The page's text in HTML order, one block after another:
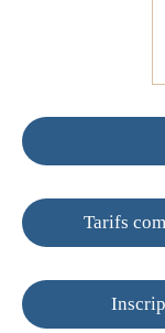
Tarifs